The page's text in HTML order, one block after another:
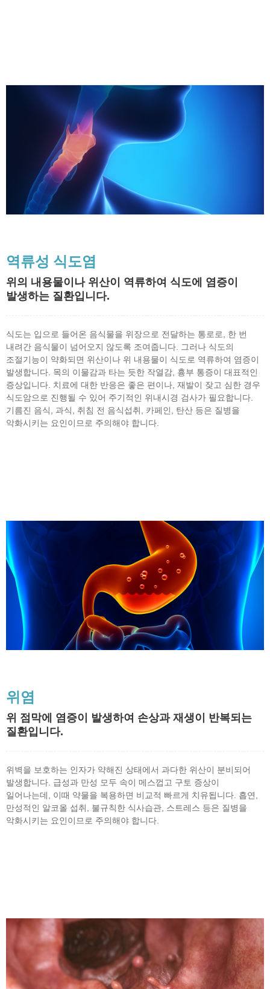
역류성 식도염
위의 내용물이나 위산이 역류하여 식도에 염증이
발생하는 질환입니다.
식도는 입으로 들어온 음식물을 위장으로 전달하는 통로로, 한 번
내려간 음식물이 넘어오지 않도록 조여줍니다. 그러나 식도의
조절기능이 약화되면 위산이나 위 내용물이 식도로 역류하여 염증이
발생합니다. 목의 이물감과 타는 듯한 작열감, 흉부 통증이 대표적인
증상입니다. 치료에 대한 반응은 좋은 편이나, 재발이 잦고 심한 경우
식도암으로 진행될 수 있어 주기적인 위내시경 검사가 필요합니다.
기름진 음식, 과식, 취침 전 음식섭취, 카페인, 탄산 등은 질병을
악화시키는 요인이므로 주의해야 합니다.
위염
위 점막에 염증이 발생하여 손상과 재생이 반복되는
질환입니다.
위벽을 보호하는 인자가 약해진 상태에서 과다한 위산이 분비되어
발생합니다. 급성과 만성 모두 속이 메스껍고 구토 증상이
일어나는데, 이때 약물을 복용하면 비교적 빠르게 치유됩니다. 흡연,
만성적인 알코올 섭취, 불규칙한 식사습관, 스트레스 등은 질병을
악화시키는 요인이므로 주의해야 합니다.